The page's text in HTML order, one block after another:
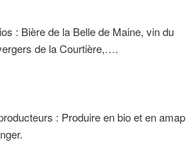
: Bière de la Belle de Maine, vin du
de la Courtière,….
: Produire en bio et en amap